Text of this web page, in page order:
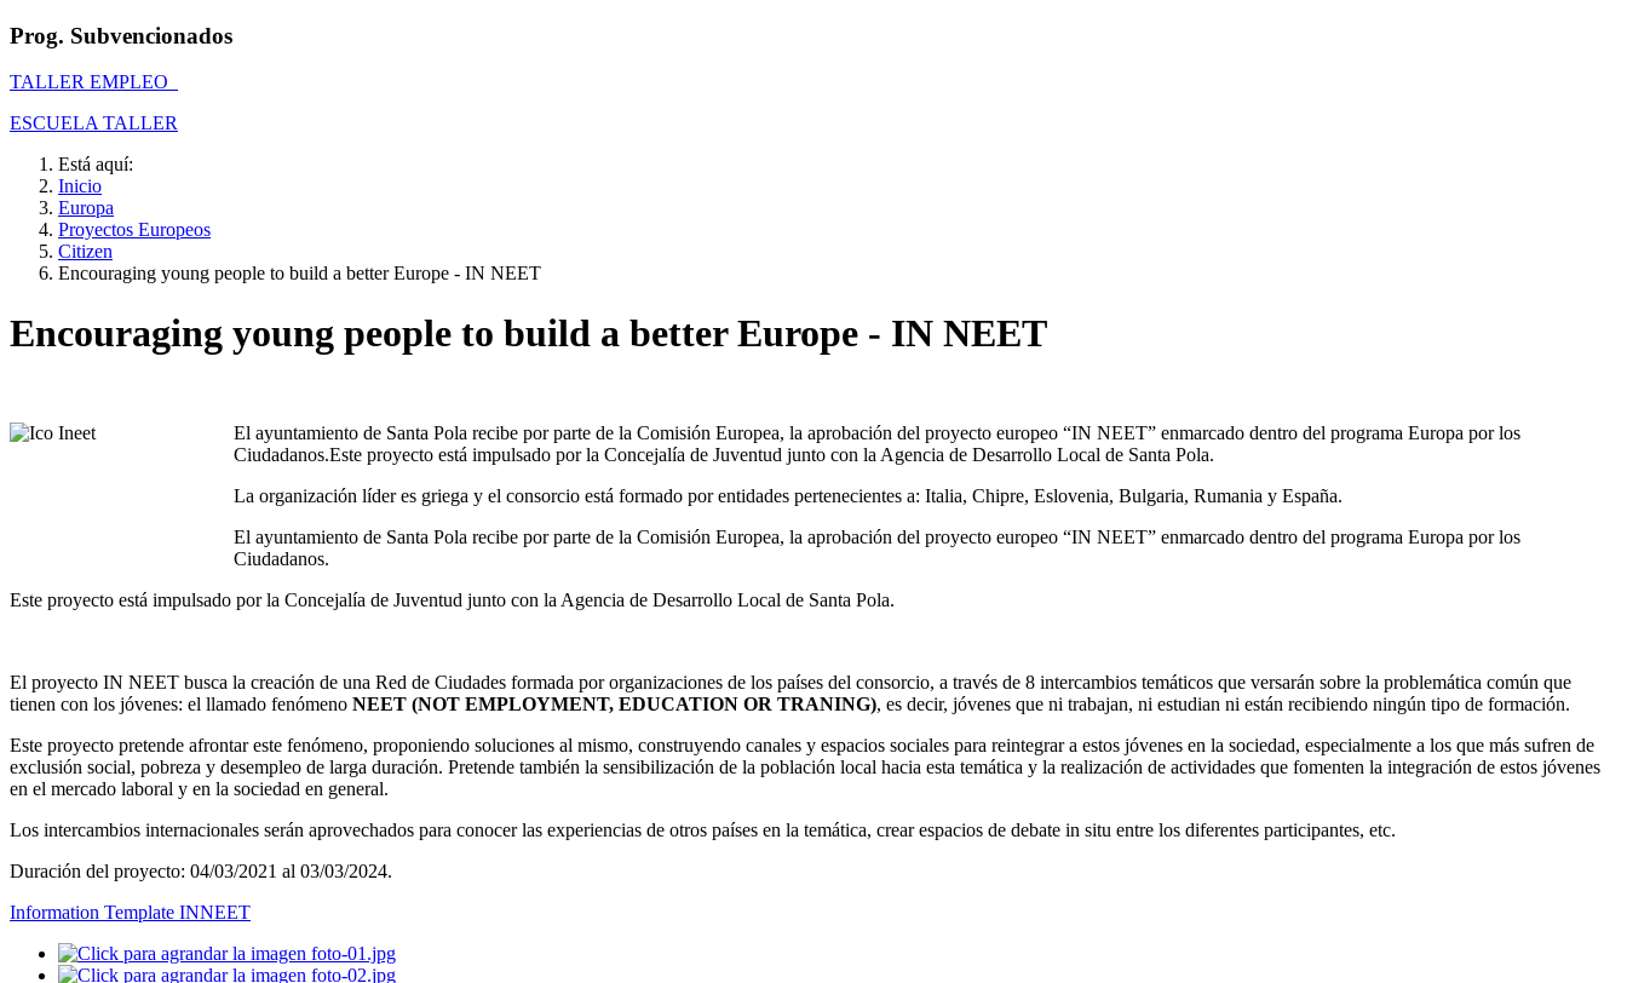
Prog. Subvencionados
TALLER EMPLEO
ESCUELA TALLER
Está aquí:
Inicio
Europa
Proyectos Europeos
Citizen
Encouraging young people to build a better Europe - IN NEET
Encouraging young people to build a better Europe - IN NEET
El ayuntamiento de Santa Pola recibe por parte de la Comisión Europea, la aprobación del proyecto europeo “IN NEET” enmarcado dentro del programa Europa por los
Ciudadanos.Este proyecto está impulsado por la Concejalía de Juventud junto con la Agencia de Desarrollo Local de Santa Pola.
La organización líder es griega y el consorcio está formado por entidades pertenecientes a: Italia, Chipre, Eslovenia, Bulgaria, Rumania y España.
El ayuntamiento de Santa Pola recibe por parte de la Comisión Europea, la aprobación del proyecto europeo “IN NEET” enmarcado dentro del programa Europa por los
Ciudadanos.
Este proyecto está impulsado por la Concejalía de Juventud junto con la Agencia de Desarrollo Local de Santa Pola.
El proyecto IN NEET busca la creación de una Red de Ciudades formada por organizaciones de los países del consorcio, a través de 8 intercambios temáticos que versarán sobre la problemática común que
tienen con los jóvenes: el llamado fenómeno NEET (NOT EMPLOYMENT, EDUCATION OR TRANING), es decir, jóvenes que ni trabajan, ni estudian ni están recibiendo ningún tipo de formación.
Este proyecto pretende afrontar este fenómeno, proponiendo soluciones al mismo, construyendo canales y espacios sociales para reintegrar a estos jóvenes en la sociedad, especialmente a los que más sufren de
exclusión social, pobreza y desempleo de larga duración. Pretende también la sensibilización de la población local hacia esta temática y la realización de actividades que fomenten la integración de estos jóvenes
en el mercado laboral y en la sociedad en general.
Los intercambios internacionales serán aprovechados para conocer las experiencias de otros países en la temática, crear espacios de debate in situ entre los diferentes participantes, etc.
Duración del proyecto: 04/03/2021 al 03/03/2024.
Information Template INNEET